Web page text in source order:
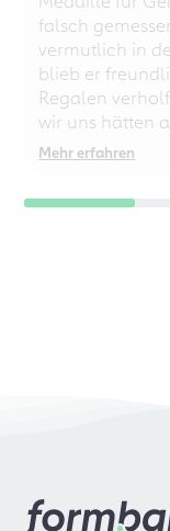
falsch
vermutlich in
blieb er
Regalen
wir uns hätten
Empfehlung –
Perfektionisten!
Mehr erfahren